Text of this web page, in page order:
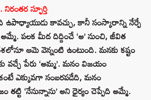
స్ఫూర్తి
ఉపాధ్యాయుడు కావచ్చు, కానీ సంస్కారాన్ని నేర్పే
పలక మీద దిద్దించే ‘అ’ నుంచి, జీవిత
ఆమె వెన్నంటి ఉంటుంది. మనకు కష్టం
వచ్చే పేరు ‘అమ్మ’. మనం విజయం
ఎక్కువగా సంబరపడేది, మనం
తట్టి ‘నేనున్నాను’ అని ధైర్యం చెప్పేది అమ్మే.